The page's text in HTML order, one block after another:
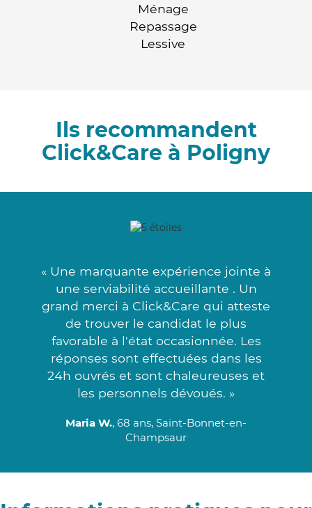
Ménage
Repassage
Lessive
Ils recommandent
Click&Care à Poligny
« Une marquante expérience jointe à
une serviabilité accueillante . Un
grand merci à Click&Care qui atteste
de trouver le candidat le plus
favorable à l'état occasionnée. Les
réponses sont effectuées dans les
24h ouvrés et sont chaleureuses et
les personnels dévoués. »
Maria W., 68 ans, Saint-Bonnet-en-
Champsaur